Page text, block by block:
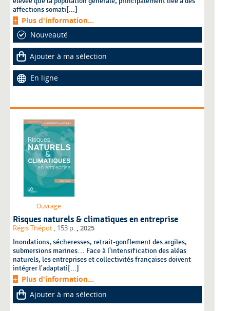
affections somati[...]
Plus d'information...
Nouveauté
Ajouter à ma sélection
En ligne
Ouvrage
Risques naturels & climatiques en entreprise
Régis Thépot , 153 p. 2025
Inondations, sécheresses, retrait-gonflement des argiles,
submersions marines… Face à l'intensification des aléas
naturels, les entreprises et collectivités françaises doivent
intégrer l'adaptati[...]
Plus d'information...
Ajouter à ma sélection